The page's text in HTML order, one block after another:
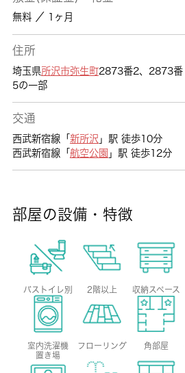
無料 ／ 1ヶ月
住所
埼玉県所沢市弥生町2873番2、2873番
5の一部
交通
西武新宿線「 新所沢 」駅 徒歩10分
西武新宿線「 航空公園 」駅 徒歩12分
部屋の設備・特徴
バストイレ別 2階以上 収納スペース
室内洗濯機
置き場
フローリング 角部屋